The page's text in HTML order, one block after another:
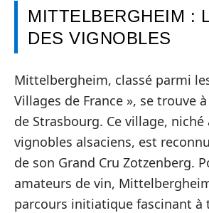
MITTELBERGHEIM :
DES VIGNOBLES
Mittelbergheim, classé parmi
Villages de France », se trouve
de Strasbourg. Ce village,
vignobles alsaciens, est
de son Grand Cru Zotzenberg.
amateurs de vin,
parcours initiatique fascinant à